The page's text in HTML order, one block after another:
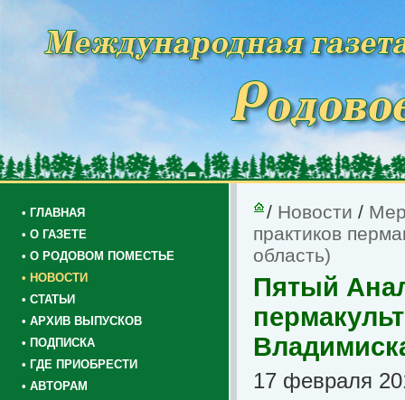
• ГЛАВНАЯ
• О ГАЗЕТЕ
• О РОДОВОМ ПОМЕСТЬЕ
• НОВОСТИ
• СТАТЬИ
• АРХИВ ВЫПУСКОВ
• ПОДПИСКА
• ГДЕ ПРИОБРЕСТИ
• АВТОРАМ
/ Новости /
практиков
область)
Пятый
17 февраля